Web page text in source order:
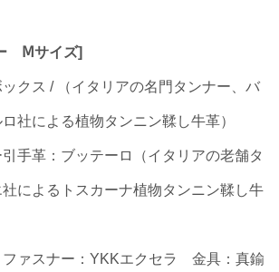
Ⅿサイズ]
クス / （イタリアの名門タンナー、バ
社による植物タンニン鞣し牛革）
手革：ブッテーロ（イタリアの老舗タ
によるトスカーナ植物タンニン鞣し牛
ァスナー：YKKエクセラ 金具：真鍮